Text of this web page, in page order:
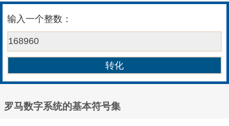
输入一个整数：
罗马数字系统的基本符号集